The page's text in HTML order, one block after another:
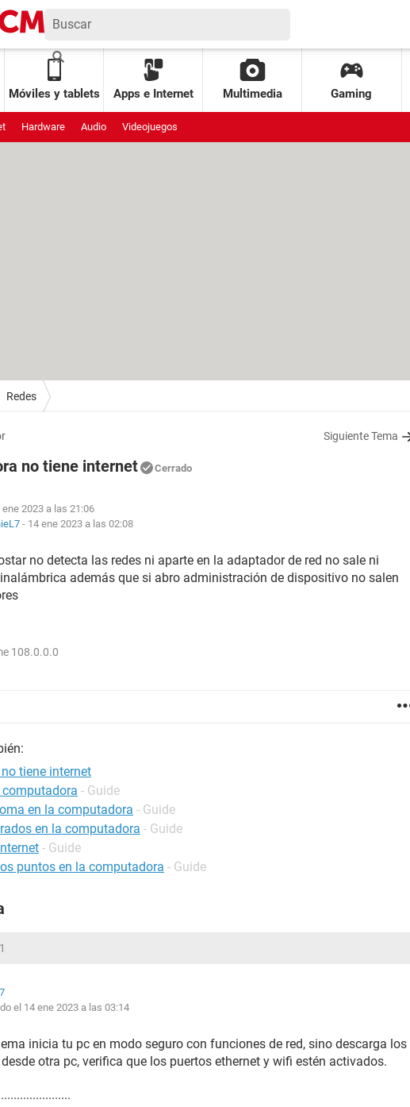
Móviles y tablets Apps e Internet Multimedia Gaming
Hardware Audio Videojuegos
Redes
Siguiente Tema
no tiene internet Cerrado
ene 2023 a las 21:06
- 14 ene 2023 a las 02:08
no detecta las redes ni aparte en la adaptador de red no sale ni
además que si abro administración de dispositivo no salen
108.0.0.0
tiene internet
- Guide
en la computadora - Guide
en la computadora - Guide
- Guide
puntos en la computadora - Guide
el 14 ene 2023 a las 03:14
inicia tu pc en modo seguro con funciones de red, sino descarga los
otra pc, verifica que los puertos ethernet y wifi estén activados.